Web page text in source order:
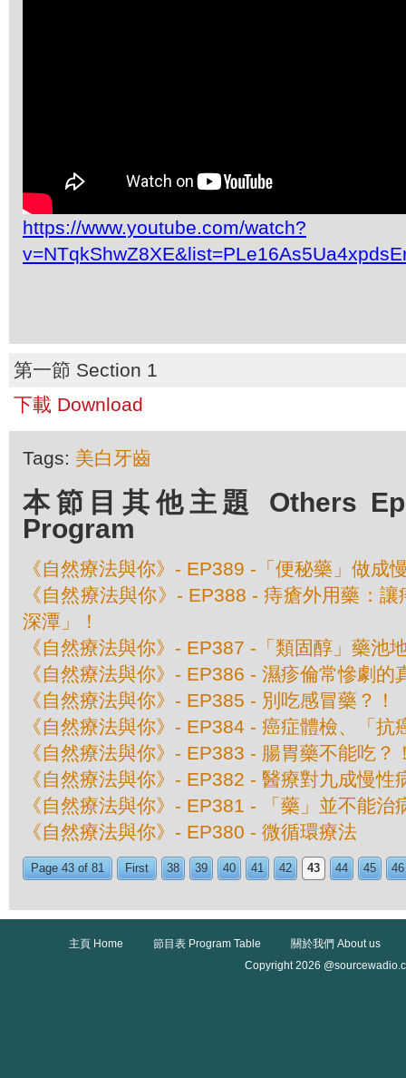
https://www.youtube.com/watch?
第一節 Section 1
下載 Download
Tags: 美白牙齒
本節目其他主題 Others
Program
《自然療法與你》- EP389 -「便秘藥」做成
《自然療法與你》- EP388 - 痔瘡外用藥：
深潭」！
《自然療法與你》- EP387 -「類固醇」藥池
《自然療法與你》- EP386 - 濕疹倫常慘劇的
《自然療法與你》- EP385 - 別吃感冒藥？！
《自然療法與你》- EP384 - 癌症體檢、「
《自然療法與你》- EP383 - 腸胃藥不能吃？
《自然療法與你》- EP382 - 醫療對九成慢性
《自然療法與你》- EP381 - 「藥」並不能治
《自然療法與你》- EP380 - 微循環療法
Page 43 of 81 First 38 39 40 41 42 43 44 45 46
主頁 Home 節目表 Program Table
關於我們 About us
Copyright 2026